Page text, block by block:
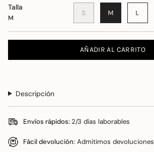
Talla
M
S M L
AÑADIR AL CARRITO
Descripción
Envíos rápidos:2/3 días laborables
Fácil devolución: Admitimos devoluciones